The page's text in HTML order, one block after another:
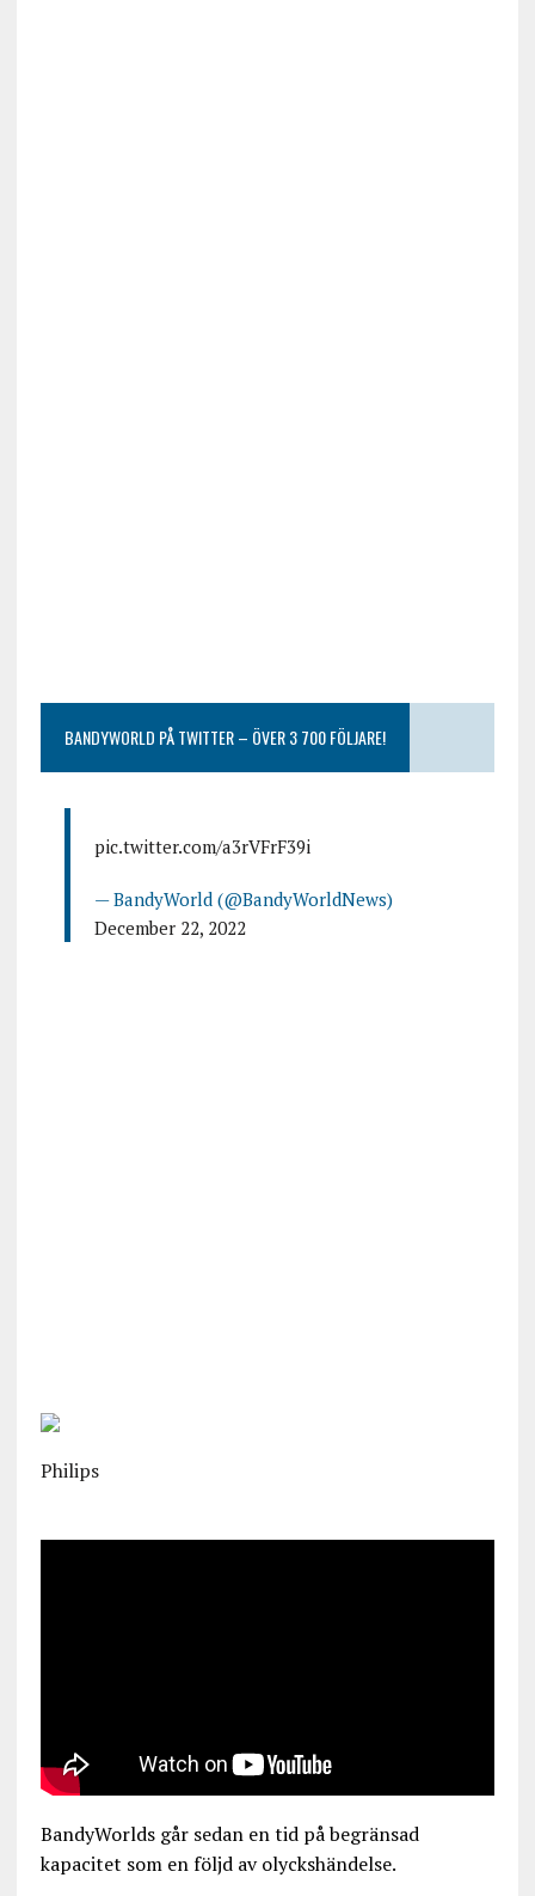
BANDYWORLD PÅ TWITTER – ÖVER 3 700 FÖLJARE!
pic.twitter.com/a3rVFrF39i
— BandyWorld (@BandyWorldNews)
December 22, 2022
Philips
BandyWorlds går sedan en tid på begränsad
kapacitet som en följd av olyckshändelse.